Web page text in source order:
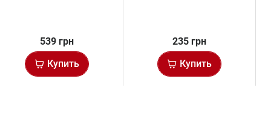
539 грн
Купить
235 грн
Купить